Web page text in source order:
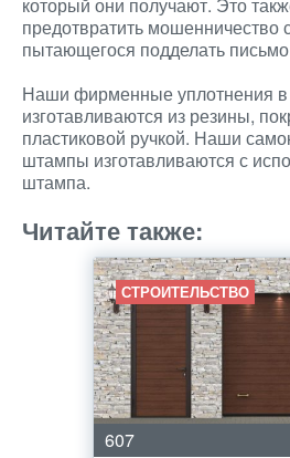
предотвратить мошенничество
пытающегося подделать письмо
Наши фирменные уплотнения в
изготавливаются из резины,
пластиковой ручкой. Наши
штампы изготавливаются с
штампа.
Читайте также:
СТРОИТЕЛЬСТВО
607